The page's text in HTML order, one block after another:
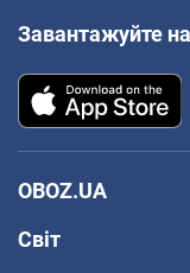
Завантажуйте
OBOZ.UA
Світ